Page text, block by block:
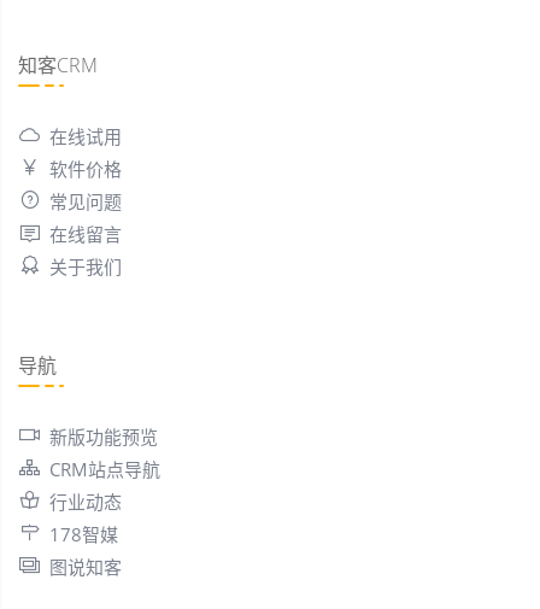
知客CRM
在线试用
软件价格
常见问题
在线留言
关于我们
导航
新版功能预览
CRM站点导航
行业动态
178智媒
图说知客